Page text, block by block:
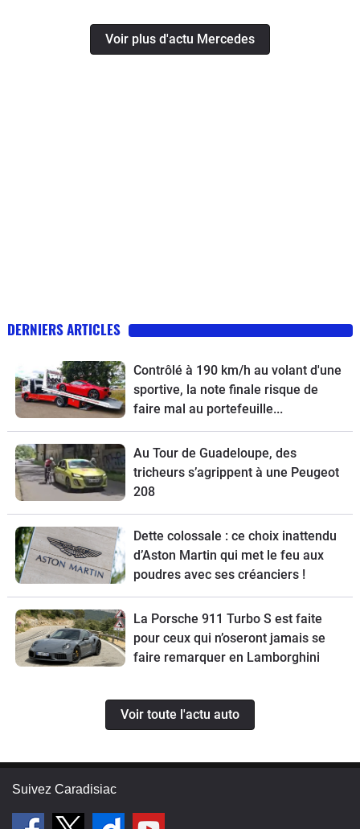
Voir plus d'actu Mercedes
DERNIERS ARTICLES
Contrôlé à 190 km/h au volant d'une
sportive, la note finale risque de
faire mal au portefeuille...
Au Tour de Guadeloupe, des
tricheurs s’agrippent à une Peugeot
208
Dette colossale : ce choix inattendu
d’Aston Martin qui met le feu aux
poudres avec ses créanciers !
La Porsche 911 Turbo S est faite
pour ceux qui n’oseront jamais se
faire remarquer en Lamborghini
Voir toute l'actu auto
Suivez Caradisiac